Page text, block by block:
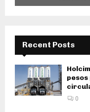
Recent Posts
0